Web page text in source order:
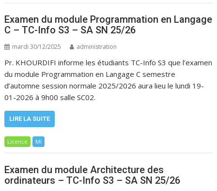
Examen du module Programmation en Langage
C – TC-Info S3 – SA SN 25/26
mardi 30/12/2025 administration
Pr. KHOURDIFI informe les étudiants TC-Info S3 que l’examen
du module Programmation en Langage C semestre
d’automne session normale 2025/2026 aura lieu le lundi 19-
01-2026 à 9h00 salle SC02.
LIRE LA SUITE
Licence MI
Examen du module Architecture des
ordinateurs – TC-Info S3 – SA SN 25/26